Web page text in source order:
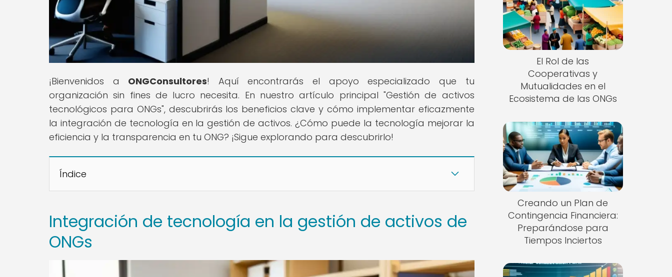
¡Bienvenidos a ONGConsultores! Aquí encontrarás el apoyo especializado que tu
organización sin fines de lucro necesita. En nuestro artículo principal "Gestión de activos
tecnológicos para ONGs", descubrirás los beneficios clave y cómo implementar eficazmente
la integración de tecnología en la gestión de activos. ¿Cómo puede la tecnología mejorar la
eficiencia y la transparencia en tu ONG? ¡Sigue explorando para descubrirlo!
Índice
Integración de tecnología en la gestión de activos de
ONGs
El Rol de las
Cooperativas y
Mutualidades en el
Ecosistema de las ONGs
Creando un Plan de
Contingencia Financiera:
Preparándose para
Tiempos Inciertos